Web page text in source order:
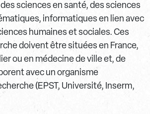
sciences en santé, des sciences
informatiques en lien avec
humaines et sociales. Ces
doivent être situées en France,
ou en médecine de ville et, de
avec un organisme
(EPST, Université, Inserm,